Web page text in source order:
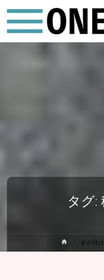
タグ:
ー
タグ付